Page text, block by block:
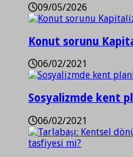
09/05/2026
Konut sorunu
06/02/2021
Sosyalizmde kent
06/02/2021